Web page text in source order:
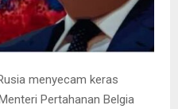
menyecam keras
Pertahanan Belgia